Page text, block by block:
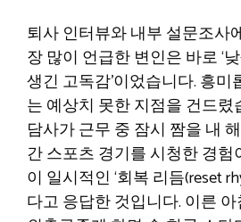
퇴사 인터뷰와 내부 설문조사
장 많이 언급한 변인은 바로 ‘
생긴 고독감’이었습니다. 흥
는 예상치 못한 지점을 건드
담사가 근무 중 잠시 짬을 내
간 스포츠 경기를 시청한 경험
이 일시적인 ‘회복 리듬(reset
다고 응답한 것입니다. 이른